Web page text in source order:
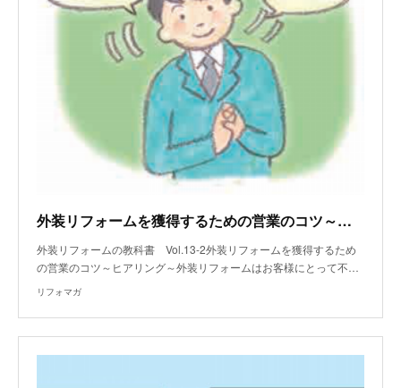
外装リフォームを獲得するための営業のコツ～ヒアリング～
外装リフォームの教科書 Vol.13-2外装リフォームを獲得するため
の営業のコツ～ヒアリング～外装リフォームはお客様にとって不…
リフォマガ